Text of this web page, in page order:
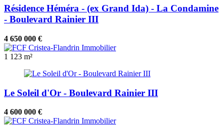
Résidence Héméra - (ex Grand Ida) - La Condamine
- Boulevard Rainier III
4 650 000 €
1 123 m²
Le Soleil d'Or - Boulevard Rainier III
4 600 000 €